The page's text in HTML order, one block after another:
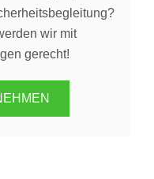
wir mit
gerecht!